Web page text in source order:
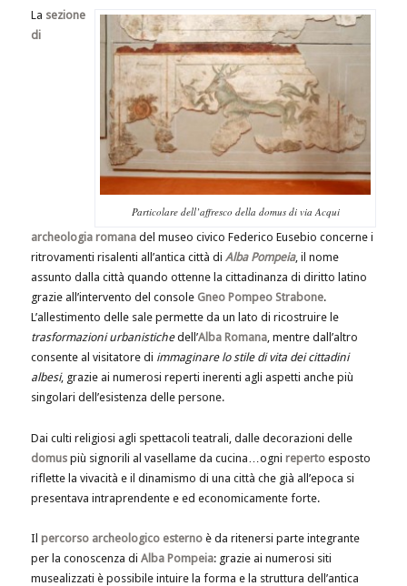
Particolare dell’affresco della domus di via Acqui
La sezione
di
archeologia romanadel museo civico Federico Eusebio concerne i
ritrovamenti risalenti all’antica città di Alba Pompeia, il nome
assunto dalla città quando ottenne la cittadinanza di diritto latino
grazie all’intervento del console Gneo Pompeo Strabone.
L’allestimento delle sale permette da un lato di ricostruire le
trasformazioni urbanistichedell’Alba Romana, mentre dall’altro
consente al visitatore di immaginare lo stile di vita dei cittadini
albesi, grazie ai numerosi reperti inerenti agli aspetti anche più
singolari dell’esistenza delle persone.
Dai culti religiosi agli spettacoli teatrali, dalle decorazioni delle
domuspiù signorili al vasellame da cucina…ogni repertoesposto
riflette la vivacità e il dinamismo di una città che già all’epoca si
presentava intraprendente e ed economicamente forte.
Il percorso archeologico esternoè da ritenersi parte integrante
per la conoscenza di Alba Pompeia: grazie ai numerosi siti
musealizzati è possibile intuire la forma e la struttura dell’antica